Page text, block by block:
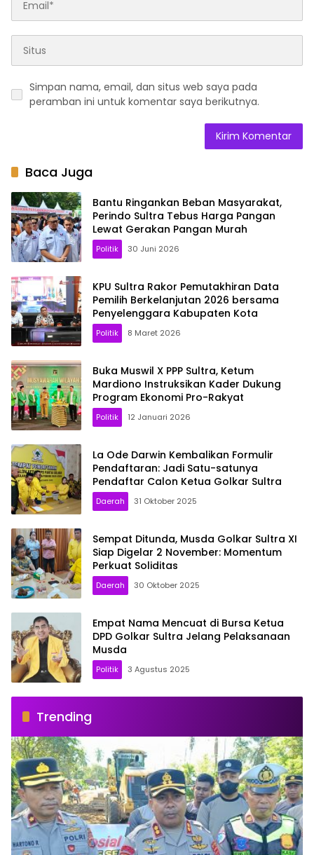
Simpan nama, email, dan situs web saya pada
peramban ini untuk komentar saya berikutnya.
Baca Juga
Bantu Ringankan Beban Masyarakat,
Perindo Sultra Tebus Harga Pangan
Lewat Gerakan Pangan Murah
Politik 30 Juni 2026
KPU Sultra Rakor Pemutakhiran Data
Pemilih Berkelanjutan 2026 bersama
Penyelenggara Kabupaten Kota
Politik 8 Maret 2026
Buka Muswil X PPP Sultra, Ketum
Mardiono Instruksikan Kader Dukung
Program Ekonomi Pro-Rakyat
Politik 12 Januari 2026
La Ode Darwin Kembalikan Formulir
Pendaftaran: Jadi Satu-satunya
Pendaftar Calon Ketua Golkar Sultra
Daerah 31 Oktober 2025
Sempat Ditunda, Musda Golkar Sultra XI
Siap Digelar 2 November: Momentum
Perkuat Soliditas
Daerah 30 Oktober 2025
Empat Nama Mencuat di Bursa Ketua
DPD Golkar Sultra Jelang Pelaksanaan
Musda
Politik 3 Agustus 2025
Trending